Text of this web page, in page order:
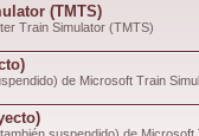
(TMTS)
Train Simulator (TMTS)
de Microsoft Train
suspendido) de Microsoft